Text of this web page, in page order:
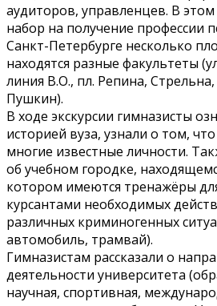
аудиторов, управленцев. В этом
набор на получение профессии
Санкт-Петербурге несколько
находятся разные факультеты
линия В.О., пл. Репина,
Пушкин).
В ходе экскурсии гимназисты
историей вуза, узнали о том,
многие известные личности.
об учебном городке,
котором имеются тренажёры
курсантами необходимых
различных криминогенных
автомобиль, трамвай).
Гимназистам рассказали о
деятельности университета
научная, спортивная,